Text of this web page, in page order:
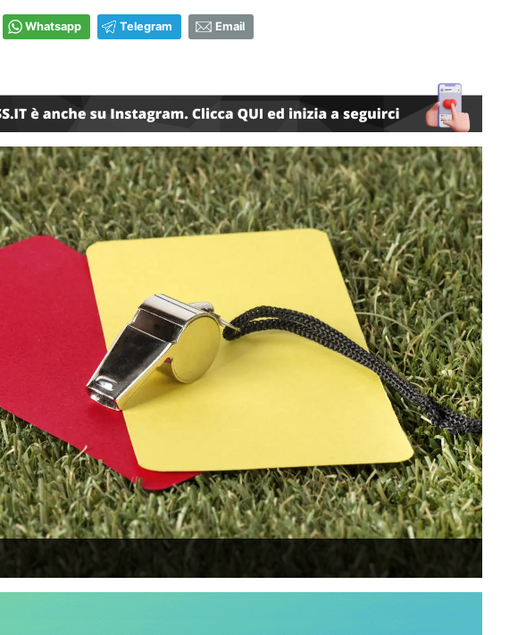
Whatsapp Telegram Email